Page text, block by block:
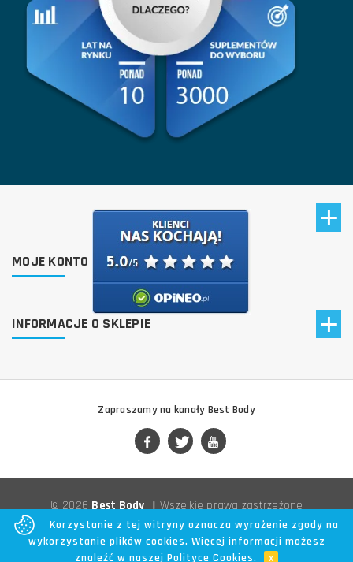
MOJE KONTO
INFORMACJE O SKLEPIE
Zapraszamy na kanały Best Body
© 2026Best Body | Wszelkie prawa zastrzeżone
Korzystanie z tej witryny oznacza wyrażenie zgody na
wykorzystanie plików cookies. Więcej informacji możesz
znaleźć w naszej Polityce Cookies. x